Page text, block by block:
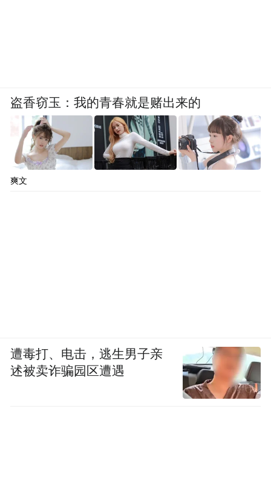
盗香窃玉：我的青春就是赌出来的
爽文
遭毒打、电击，逃生男子亲
述被卖诈骗园区遭遇